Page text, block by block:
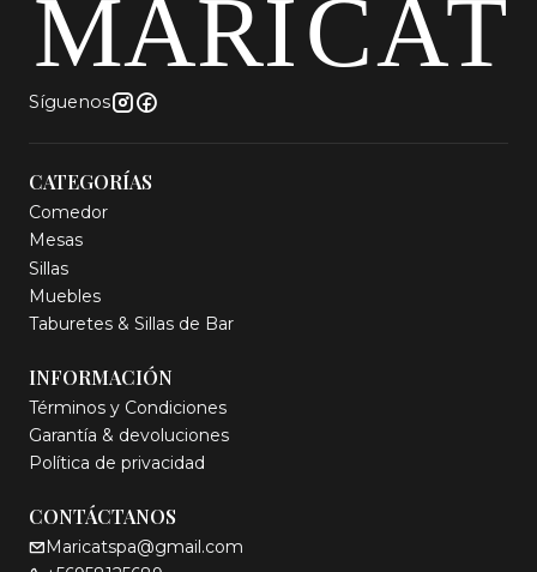
Síguenos
CATEGORÍAS
Comedor
Mesas
Sillas
Muebles
Taburetes & Sillas de Bar
INFORMACIÓN
Términos y Condiciones
Garantía & devoluciones
Política de privacidad
CONTÁCTANOS
Maricatspa@gmail.com